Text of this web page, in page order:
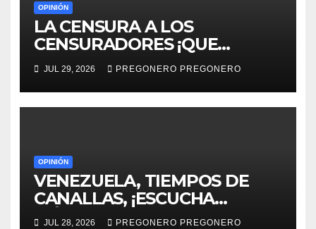
OPINIÓN
LA CENSURA A LOS
CENSURADORES ¡QUE
HORROR!
JUL 29, 2026 PREGONERO PREGONERO
OPINIÓN
VENEZUELA, TIEMPOS DE
CANALLAS, ¡ESCUCHA
MÉXICO!!
JUL 28, 2026 PREGONERO PREGONERO